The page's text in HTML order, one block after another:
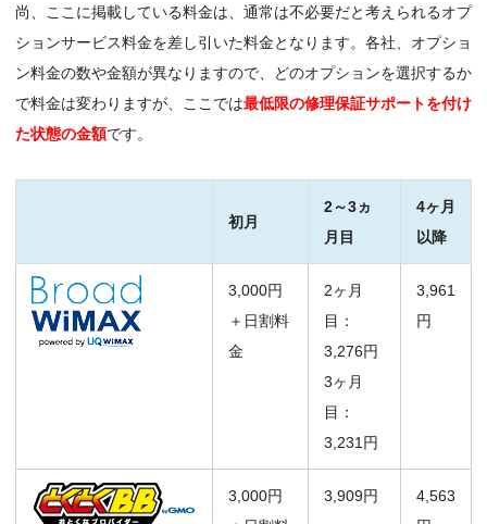
尚、ここに掲載している料金は、通常は不必要だと考えられるオプ
ションサービス料金を差し引いた料金となります。各社、オプショ
ン料金の数や金額が異なりますので、どのオプションを選択するか
で料金は変わりますが、ここでは最低限の修理保証サポートを付け
た状態の金額です。
初月
2～3ヵ
月目
4ヶ月
以降
3,000円
＋日割料
金
2ヶ月
目：
3,276円
3ヶ月
目：
3,231円
3,961
円
3,000円
3,909円
4,563